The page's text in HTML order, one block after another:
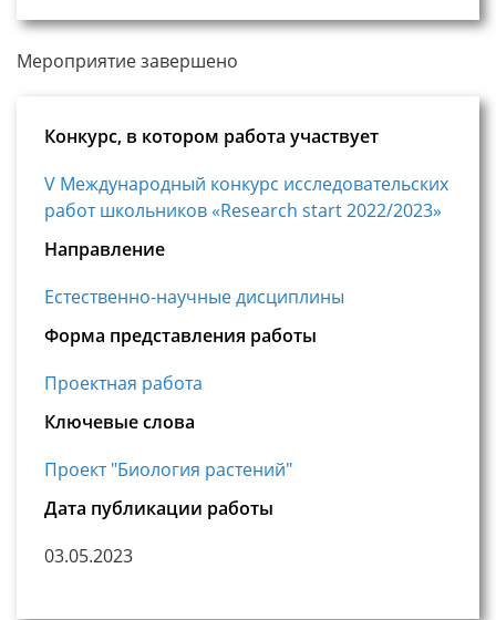
Мероприятие завершено
Конкурс, в котором работа участвует
V Международный конкурс исследовательских
работ школьников «Research start 2022/2023»
Направление
Естественно-научные дисциплины
Форма представления работы
Проектная работа
Ключевые слова
Проект "Биология растений"
Дата публикации работы
03.05.2023